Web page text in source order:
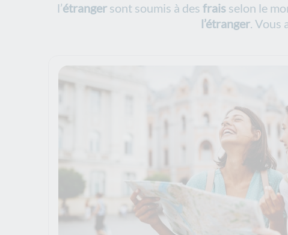
l’étranger sont soumis à des frais selon le
l’étranger. Vous